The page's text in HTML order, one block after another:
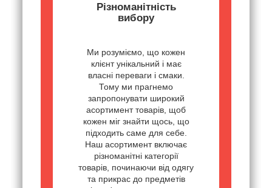
Різноманітність
вибору
Ми розуміємо, що кожен
клієнт унікальний і має
власні переваги і смаки.
Тому ми прагнемо
запропонувати широкий
асортимент товарів, щоб
кожен міг знайти щось, що
підходить саме для себе.
Наш асортимент включає
різноманітні категорії
товарів, починаючи від одягу
та прикрас до предметів